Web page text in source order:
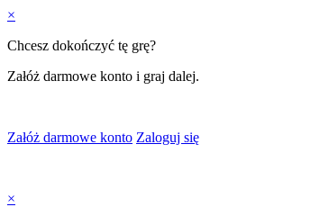
×
Chcesz dokończyć tę grę?
Załóż darmowe konto i graj dalej.
Załóż darmowe konto Zaloguj się
×